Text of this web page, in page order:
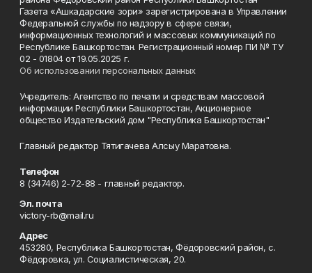
Газета «Ашкадарские зори» зарегистрирована в Управлении
Федеральной службы по надзору в сфере связи,
информационных технологий и массовых коммуникаций по
Республике Башкортостан. Регистрационный номер ПИ № ТУ
02 - 01804 от 19.05.2025 г.
Об использовании персональных данных
Учредитель: Агентство по печати и средствам массовой
информации Республики Башкортостан, Акционерное
общество Издательский дом "Республика Башкортостан"
Главный редактор Тятигачева Алсыу Маратовна.
Телефон
8 (34746) 2-72-88 - главный редактор.
Эл. почта
victory-rb@mail.ru
Адрес
453280, Республика Башкортостан, Фёдоровский район, с.
Фёдоровка, ул. Социалистическая, 20.